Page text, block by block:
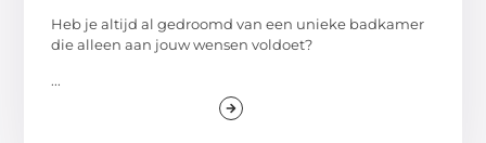
Heb je altijd al gedroomd van een unieke badkamer
die alleen aan jouw wensen voldoet?
...